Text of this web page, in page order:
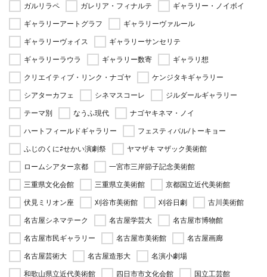
ガルリラペ
ガレリア・フィナルテ
ギャラリー・ノイボイ
ギャラリーアートグラフ
ギャラリーヴァルール
ギャラリーヴォイス
ギャラリーサンセリテ
ギャラリーラウラ
ギャラリー数寄
ギャラリ想
クリエイティブ・リンク・ナゴヤ
ケンジタキギャラリー
シアターカフェ
シネマスコーレ
ジルダールギャラリー
テーマ別
なうふ現代
ナゴヤキネマ・ノイ
ハートフィールドギャラリー
フェスティバル/トーキョー
ふじのくに⇄せかい演劇祭
ヤマザキ マザック美術館
ロームシアター京都
一宮市三岸節子記念美術館
三重県文化会館
三重県立美術館
京都国立近代美術館
伏見ミリオン座
刈谷市美術館 刈谷日劇
古川美術館
名古屋シネマテーク
名古屋学芸大
名古屋市博物館
名古屋市民ギャラリー
名古屋市美術館
名古屋画廊
名古屋芸術大
名古屋造形大
名演小劇場
和歌山県立近代美術館
四日市市文化会館
国立工芸館